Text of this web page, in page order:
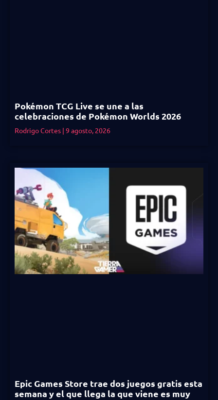
Pokémon TCG Live se une a las
celebraciones de Pokémon Worlds 2026
Rodrigo Cortes 9 agosto, 2026
Epic Games Store trae dos juegos gratis esta
semana y el que llega la que viene es muy